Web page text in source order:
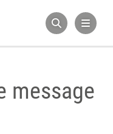
message